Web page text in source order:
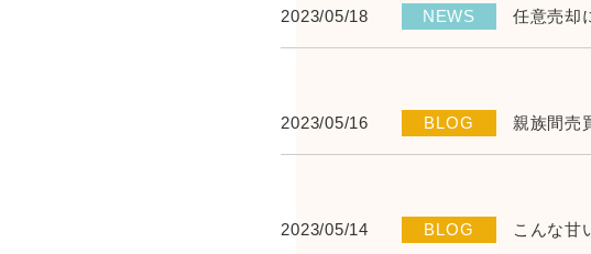
2023/05/18 NEWS 任意売却
2023/05/16 BLOG 親族間売
2023/05/14 BLOG こんな甘